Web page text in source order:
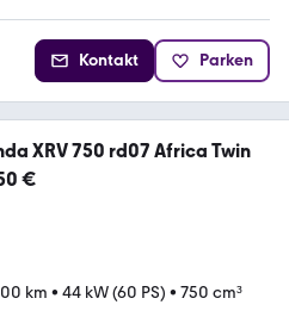
Kontakt Parken
XRV 750 rd07 Africa Twin
€
km • 44 kW (60 PS) • 750 cm³